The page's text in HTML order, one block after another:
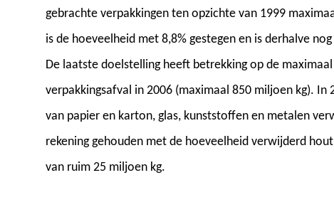
gebrachte verpakkingen ten opzichte van 1999
is de hoeveelheid met 8,8% gestegen en is derhalve
De laatste doelstelling heeft betrekking op de
verpakkingsafval in 2006 (maximaal 850 miljoen kg).
van papier en karton, glas, kunststoffen en metalen
rekening gehouden met de hoeveelheid verwijderd
van ruim 25 miljoen kg.